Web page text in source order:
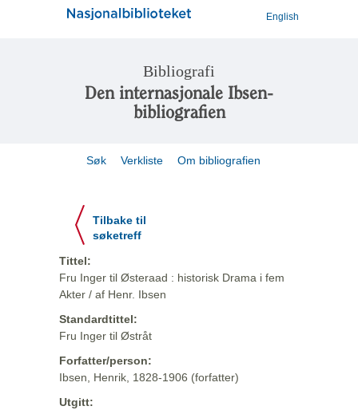
English
Bibliografi
Den internasjonale Ibsen-
bibliografien
Søk Verkliste Om bibliografien
Tilbake til
søketreff
Tittel:
Fru Inger til Østeraad : historisk Drama i fem
Akter / af Henr. Ibsen
Standardtittel:
Fru Inger til Østråt
Forfatter/person:
Ibsen, Henrik, 1828-1906 (forfatter)
Utgitt: